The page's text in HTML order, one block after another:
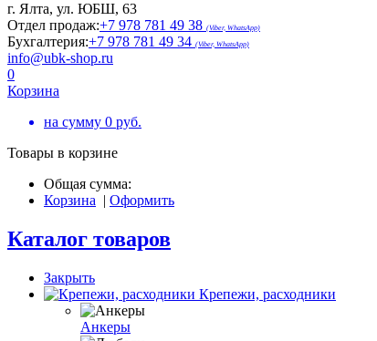
г. Ялта, ул. ЮБШ, 63
Отдел продаж:+7 978 781 49 38 (Viber, WhatsApp)
Бухгалтерия:+7 978 781 49 34 (Viber, WhatsApp)
info@ubk-shop.ru
0
Корзина
на сумму 0 руб.
Товары в корзине
Общая сумма:
Корзина | Оформить
Каталог товаров
Закрыть
Крепежи, расходники
Анкеры